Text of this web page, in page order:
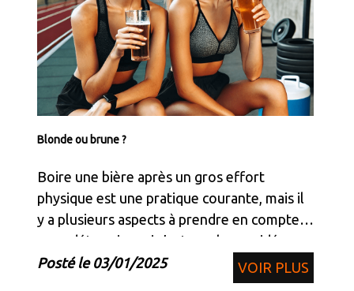
Blonde ou brune ?
Boire une bière après un gros effort
physique est une pratique courante, mais il
y a plusieurs aspects à prendre en compte
pour déterminer si c’est une bonne idée :
Posté le 03/01/2025
VOIR PLUS